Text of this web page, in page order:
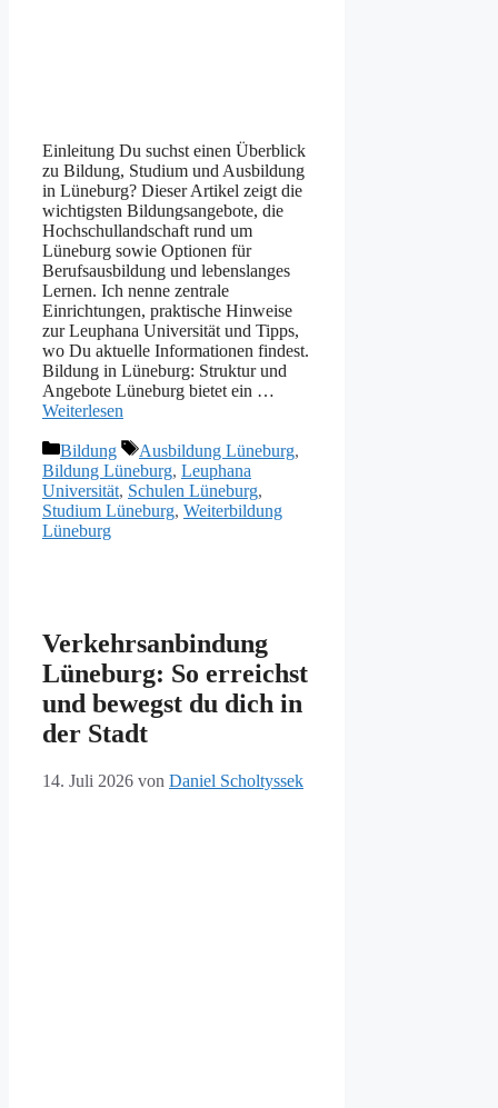
Einleitung Du suchst einen Überblick
zu Bildung, Studium und Ausbildung
in Lüneburg? Dieser Artikel zeigt die
wichtigsten Bildungsangebote, die
Hochschullandschaft rund um
Lüneburg sowie Optionen für
Berufsausbildung und lebenslanges
Lernen. Ich nenne zentrale
Einrichtungen, praktische Hinweise
zur Leuphana Universität und Tipps,
wo Du aktuelle Informationen findest.
Bildung in Lüneburg: Struktur und
Angebote Lüneburg bietet ein …
Weiterlesen
Kategorien
Bildung Schlagwörter
Ausbildung Lüneburg,
Bildung Lüneburg, Leuphana
Universität, Schulen Lüneburg,
Studium Lüneburg, Weiterbildung
Lüneburg
Verkehrsanbindung
Lüneburg: So erreichst
und bewegst du dich in
der Stadt
14. Juli 2026 von Daniel Scholtyssek